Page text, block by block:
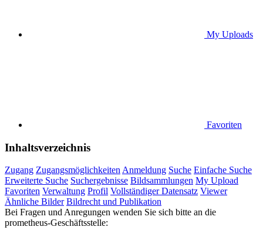
My Uploads
Favoriten
Inhaltsverzeichnis
Zugang ZugangsmöglichkeitenAnmeldung Suche Einfache Suche
Erweiterte Suche Suchergebnisse Bildsammlungen My Upload
Favoriten Verwaltung Profil Vollständiger Datensatz Viewer
Ähnliche Bilder Bildrecht und Publikation
Bei Fragen und Anregungen wenden Sie sich bitte an die
prometheus-Geschäftsstelle: